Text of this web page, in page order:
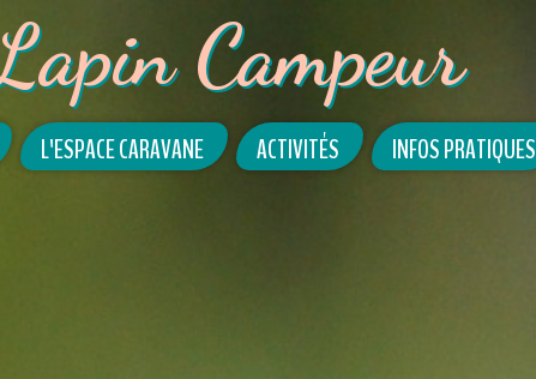
Campeur
L'ESPACE CARAVANE ACTIVITÉS INFOS PRATIQUES